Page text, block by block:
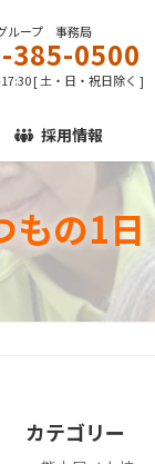
ループ 事務局
385-0500
[ 土・日・祝日除く ]
採用情報
の1日
カテゴリー